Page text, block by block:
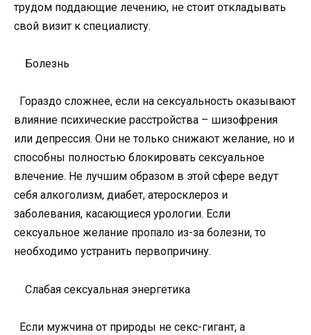
трудом поддающие лечению, не стоит откладывать
свой визит к специалисту.
Болезнь
Гораздо сложнее, если на сексуальность оказывают
влияние психические расстройства – шизофрения
или депрессия. Они не только снижают желание, но и
способны полностью блокировать сексуальное
влечение. Не лучшим образом в этой сфере ведут
себя алкоголизм, диабет, атеросклероз и
заболевания, касающиеся урологии. Если
сексуальное желание пропало из-за болезни, то
необходимо устранить первопричину.
Слабая сексуальная энергетика
Если мужчина от природы не секс-гигант, а